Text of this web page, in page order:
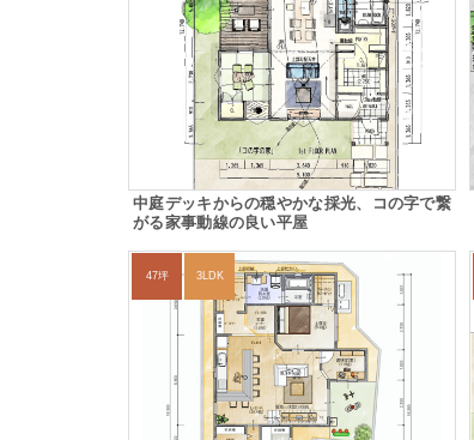
中庭デッキからの穏やかな採光、コの字で繋
がる家事動線の良い平屋
47坪 3LDK